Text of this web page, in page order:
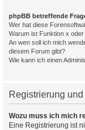
phpBB betreffende
Wer hat diese
Warum ist Funktion x
An wen soll ich mich
diesem Forum gibt?
Wie kann ich einen
Registrierung
Wozu muss ich mich
Eine Registrierung ist